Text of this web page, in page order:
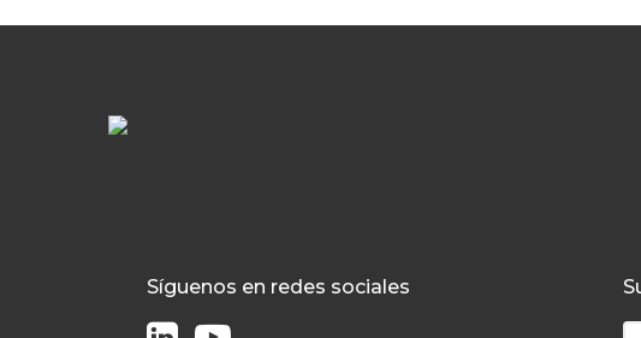
Síguenos en redes sociales